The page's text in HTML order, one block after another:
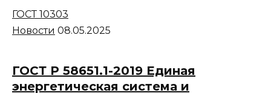
ГОСТ 10303
Новости 08.05.2025
ГОСТ Р 58651.1-2019 Единая
энергетическая система и